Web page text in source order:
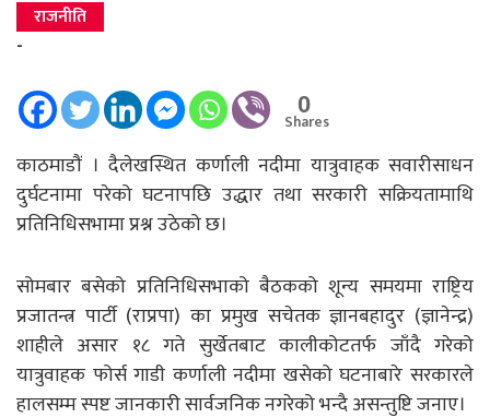
राजनीति
-
0
Shares
काठमाडौं । दैलेखस्थित कर्णाली नदीमा यात्रुवाहक सवारीसाधन
दुर्घटनामा परेको घटनापछि उद्धार तथा सरकारी सक्रियतामाथि
प्रतिनिधिसभामा प्रश्न उठेको छ।
सोमबार बसेको प्रतिनिधिसभाको बैठकको शून्य समयमा राष्ट्रिय
प्रजातन्त्र पार्टी (राप्रपा) का प्रमुख सचेतक ज्ञानबहादुर (ज्ञानेन्द्र)
शाहीले असार १८ गते सुर्खेतबाट कालीकोटतर्फ जाँदै गरेको
यात्रुवाहक फोर्स गाडी कर्णाली नदीमा खसेको घटनाबारे सरकारले
हालसम्म स्पष्ट जानकारी सार्वजनिक नगरेको भन्दै असन्तुष्टि जनाए।